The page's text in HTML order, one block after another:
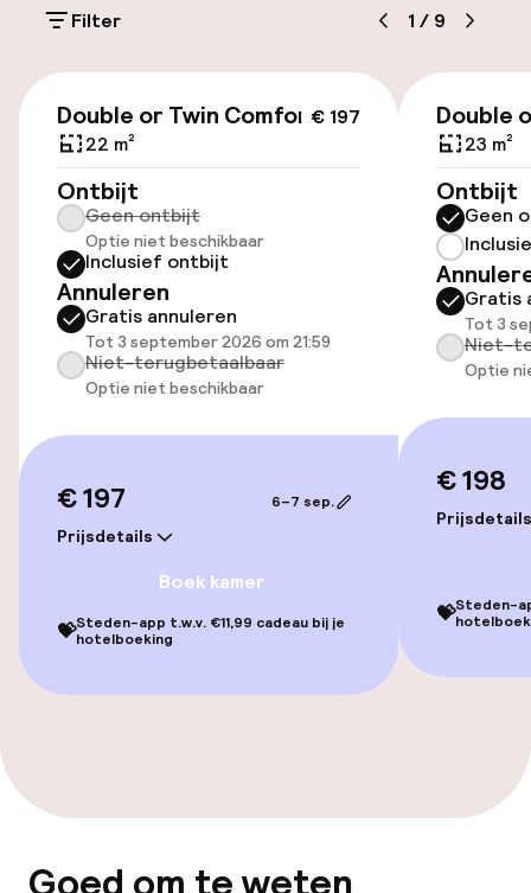
(buiten)
€ 20,00 per dag
Toegankelijkheid
Overal rolstoeltoegankelijk
Lift
Zwemmen & wellness
Stoombad
Turks stoombad (hamam)
Spacentrum
Entertainment
Betaalde wifi
Filter 1 / 9
€ 197
Double or Twin Comfort
22 m²
Ontbijt
Geen ontbijt
Optie niet beschikbaar
Inclusief ontbijt
Annuleren
Gratis annuleren
Tot 3 september 2026 om 21:59
Niet-terugbetaalbaar
Optie niet beschikbaar
€ 197
Prijsdetails
6–7 sep.
Boek kamer
💝Steden-app t.w.v. €11,99 cadeau bij je
hotelboeking
Double
23 m²
Ontbijt
Geen
Gratis
Tot 3
Niet-
Optie
€ 198
Prijsdetails
💝Steden-